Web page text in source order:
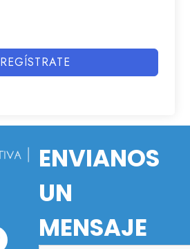
REGÍSTRATE
ENVIANOS
UN
MENSAJE